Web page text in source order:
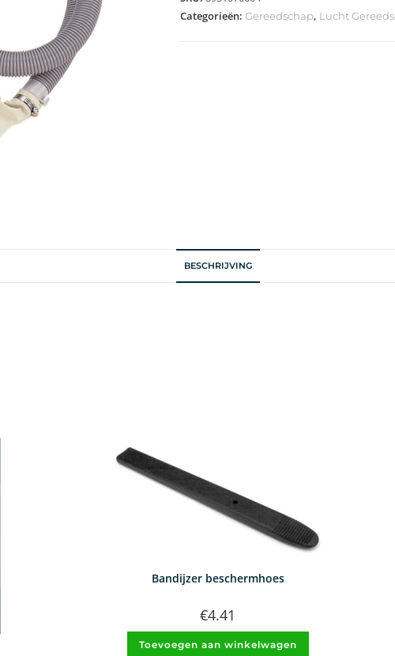
Categorieën: Gereedschap, Lucht
BESCHRIJVING
Bandijzer beschermhoes
€4.41
Toevoegen aan winkelwagen